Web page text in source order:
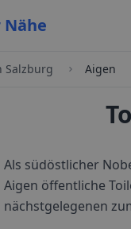
Salzburg Aigen
Als südöstlicher
Aigen öffentliche
nächstgelegenen